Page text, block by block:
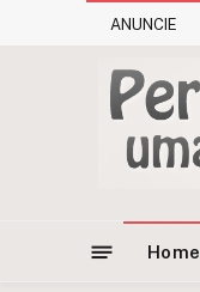
ANUNCIE
Home